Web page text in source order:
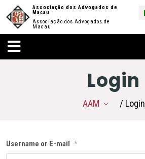
Associação dos Advogados de
Macau
Associação dos Advogados de
Macau
Login
AAM / Login
Username or E-mail *